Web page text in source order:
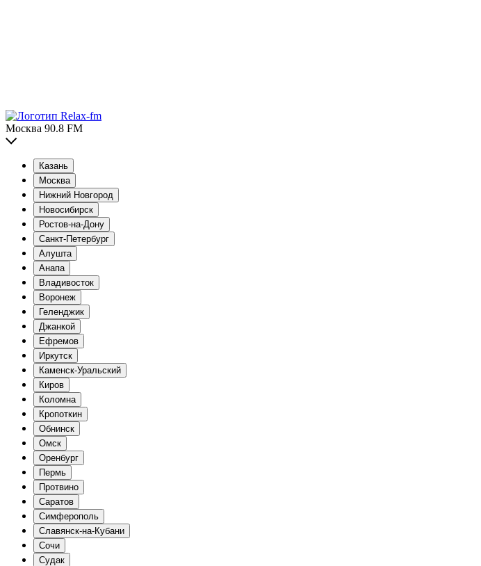
Москва 90.8 FM
Казань
Москва
Нижний Новгород
Новосибирск
Ростов-на-Дону
Санкт-Петербург
Алушта
Анапа
Владивосток
Воронеж
Геленджик
Джанкой
Ефремов
Иркутск
Каменск-Уральский
Киров
Коломна
Кропоткин
Обнинск
Омск
Оренбург
Пермь
Протвино
Саратов
Симферополь
Славянск-на-Кубани
Сочи
Судак